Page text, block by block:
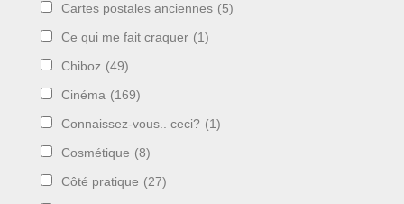
Cartes postales anciennes (5)
Ce qui me fait craquer (1)
Chiboz (49)
Cinéma (169)
Connaissez-vous.. ceci? (1)
Cosmétique (8)
Côté pratique (27)